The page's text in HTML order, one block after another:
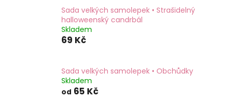
Sada velkých samolepek • Strašidelný
halloweenský candrbál
Skladem
69 Kč
Sada velkých samolepek • Obchůdky
Skladem
od 65 Kč